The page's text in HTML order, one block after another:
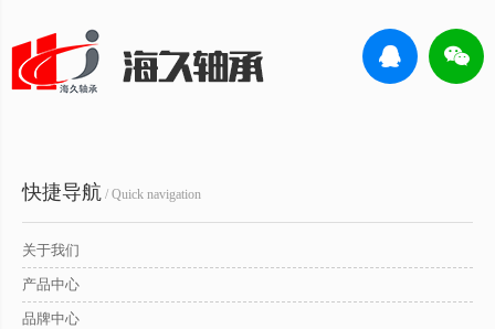
快捷导航 / Quick navigation
关于我们
产品中心
品牌中心